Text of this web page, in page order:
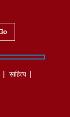
साहित्‍य